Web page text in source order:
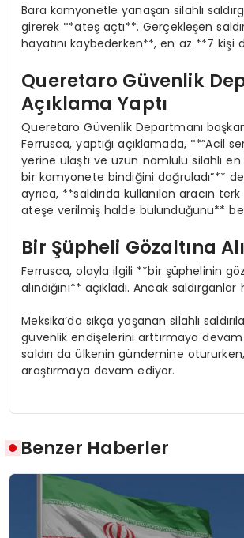
Bara kamyonetle yanaşan silahlı
girerek **ateş açtı**. Gerçekleşen
hayatını kaybederken**, en az **7 kişi
Queretaro Güvenlik
Açıklama Yaptı
Queretaro Güvenlik Departmanı
Ferrusca, yaptığı açıklamada, **”Acil
yerine ulaştı ve uzun namlulu silahlı
bir kamyonete bindiğini doğruladı”**
ayrıca, **saldırıda kullanılan aracın
ateşe verilmiş halde bulunduğunu**
Bir Şüpheli Gözaltına
Ferrusca, olayla ilgili **bir şüphelinin
alındığını** açıkladı. Ancak
Meksika’da sıkça yaşanan silahlı
güvenlik endişelerini arttırmaya
saldırı da ülkenin gündemine
araştırmaya devam ediyor.
Benzer Haberler